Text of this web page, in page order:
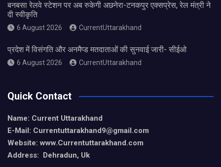
बनबसा रेलवे स्टेशन पर अब रुकेगी अछनेरा-टनकपुर एक्सप्रेस, रेल मंत्री ने
दी स्वीकृति
6 August 2026 CurrentUttarakhand
प्रदेश में विसंगति और अनमैप्ड मतदाताओं की सुनवाई जारी- सीईओ
6 August 2026 CurrentUttarakhand
Quick Contact
Name: Current Uttarakhand
E-Mail: Currentuttarakhand9@gmail.com
Website: www.Currentuttarakhand.com
Address: Dehradun, Uk